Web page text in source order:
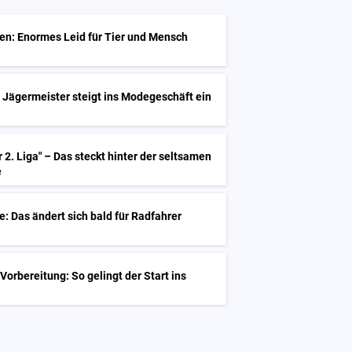
Enormes Leid für Tier und Mensch
Jägermeister steigt ins Modegeschäft ein
2. Liga" – Das steckt hinter der seltsamen
Das ändert sich bald für Radfahrer
So gelingt der Start ins